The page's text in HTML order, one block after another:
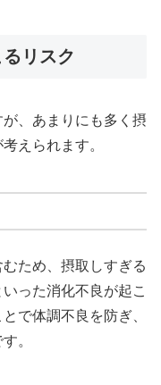
リスク
、あまりにも多く摂
えられます。
ため、摂取しすぎる
った消化不良が起こ
で体調不良を防ぎ、
。